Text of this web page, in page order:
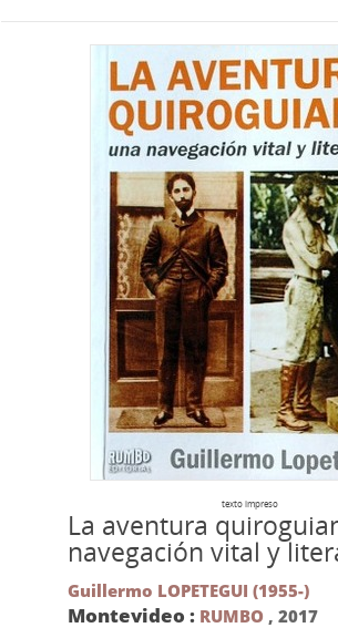
texto impreso
La aventura
navegación vital y
Guillermo LOPETEGUI (1955-)
Montevideo : RUMBO , 2017